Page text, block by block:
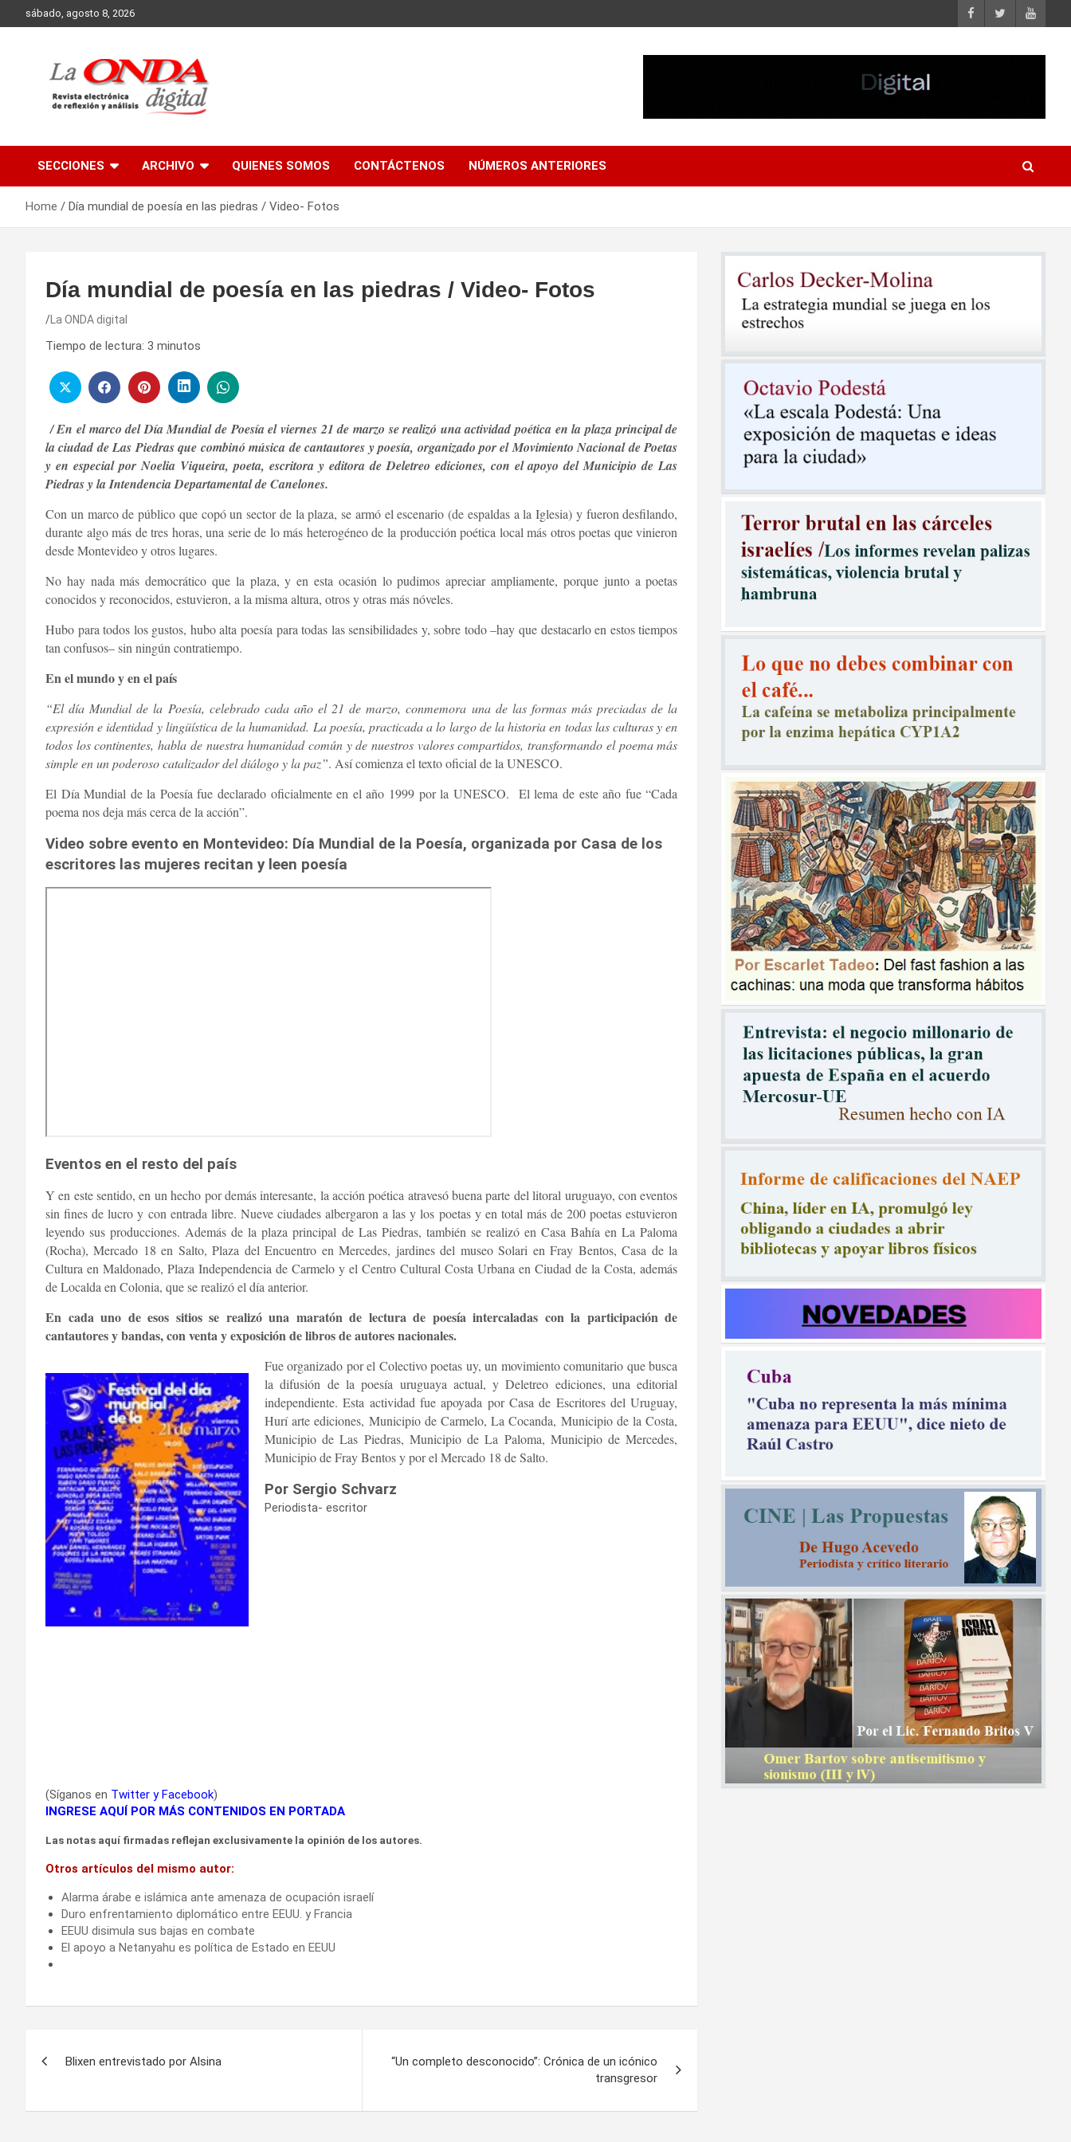
to
sábado, agosto 8, 2026
SECCIONES ARCHIVO QUIENES SOMOS CONTÁCTENOS NÚMEROS ANTERIORES
Home Día mundial de poesía en las piedras / Video- Fotos
Día mundial de poesía en las piedras / Video- Fotos
La ONDA digital
Tiempo de lectura: 3 minutos
/ En el marco del Día Mundial de Poesía el viernes 21 de marzo se realizó una actividad poética en la plaza principal de
la ciudad de Las Piedras que combinó música de cantautores y poesía, organizado por el Movimiento Nacional de Poetas
y en especial por Noelia Viqueira, poeta, escritora y editora de Deletreo ediciones, con el apoyo del Municipio de Las
Piedras y la Intendencia Departamental de Canelones.
Con un marco de público que copó un sector de la plaza, se armó el escenario (de espaldas a la Iglesia) y fueron desfilando,
durante algo más de tres horas, una serie de lo más heterogéneo de la producción poética local más otros poetas que vinieron
desde Montevideo y otros lugares.
No hay nada más democrático que la plaza, y en esta ocasión lo pudimos apreciar ampliamente, porque junto a poetas
conocidos y reconocidos, estuvieron, a la misma altura, otros y otras más nóveles.
Hubo para todos los gustos, hubo alta poesía para todas las sensibilidades y, sobre todo –hay que destacarlo en estos tiempos
tan confusos– sin ningún contratiempo.
En el mundo y en el país
“El día Mundial de la Poesía, celebrado cada año el 21 de marzo, conmemora una de las formas más preciadas de la
expresión e identidad y lingüística de la humanidad. La poesía, practicada a lo largo de la historia en todas las culturas y en
todos los continentes, habla de nuestra humanidad común y de nuestros valores compartidos, transformando el poema más
simple en un poderoso catalizador del diálogo y la paz”. Así comienza el texto oficial de la UNESCO.
El Día Mundial de la Poesía fue declarado oficialmente en el año 1999 por la UNESCO. El lema de este año fue “Cada
poema nos deja más cerca de la acción”.
Video sobre evento en Montevideo: Día Mundial de la Poesía, organizada por Casa de los
escritores las mujeres recitan y leen poesía
Eventos en el resto del país
Y en este sentido, en un hecho por demás interesante, la acción poética atravesó buena parte del litoral uruguayo, con eventos
sin fines de lucro y con entrada libre. Nueve ciudades albergaron a las y los poetas y en total más de 200 poetas estuvieron
leyendo sus producciones. Además de la plaza principal de Las Piedras, también se realizó en Casa Bahía en La Paloma
(Rocha), Mercado 18 en Salto, Plaza del Encuentro en Mercedes, jardines del museo Solari en Fray Bentos, Casa de la
Cultura en Maldonado, Plaza Independencia de Carmelo y el Centro Cultural Costa Urbana en Ciudad de la Costa, además
de Localda en Colonia, que se realizó el día anterior.
En cada uno de esos sitios se realizó una maratón de lectura de poesía intercaladas con la participación de
cantautores y bandas, con venta y exposición de libros de autores nacionales.
Fue organizado por el Colectivo poetas uy, un movimiento comunitario que busca
la difusión de la poesía uruguaya actual, y Deletreo ediciones, una editorial
independiente. Esta actividad fue apoyada por Casa de Escritores del Uruguay,
Hurí arte ediciones, Municipio de Carmelo, La Cocanda, Municipio de la Costa,
Municipio de Las Piedras, Municipio de La Paloma, Municipio de Mercedes,
Municipio de Fray Bentos y por el Mercado 18 de Salto.
Por Sergio Schvarz
Periodista- escritor
(Síganos en Twitter yFacebook)
INGRESE AQUÍ POR MÁS CONTENIDOS EN PORTADA
Las notas aquí firmadas reflejan exclusivamente la opinión de los autores.
Otros artículos del mismo autor:
Alarma árabe e islámica ante amenaza de ocupación israelí
Duro enfrentamiento diplomático entre EEUU. y Francia
EEUU disimula sus bajas en combate
El apoyo a Netanyahu es política de Estado en EEUU
entradas
Blixen entrevistado por Alsina
“Un completo desconocido”: Crónica de un icónico
transgresor